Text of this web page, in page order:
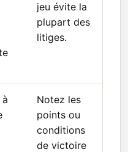
jeu évite la
plupart des
litiges.
Notez les
points ou
conditions
de victoire